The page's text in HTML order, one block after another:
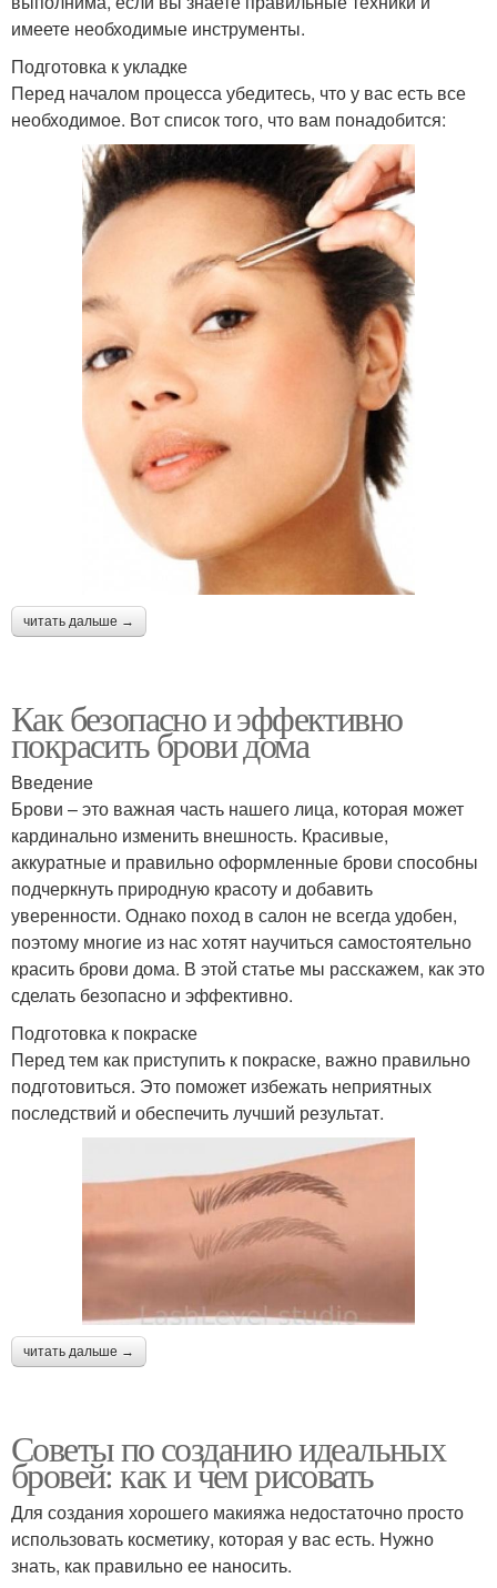
имеете необходимые инструменты.
Подготовка к укладке
Перед началом процесса убедитесь, что у вас есть все
необходимое. Вот список того, что вам понадобится:
читать дальше →
Как безопасно и эффективно
покрасить брови дома
Введение
Брови – это важная часть нашего лица, которая может
кардинально изменить внешность. Красивые,
аккуратные и правильно оформленные брови способны
подчеркнуть природную красоту и добавить
уверенности. Однако поход в салон не всегда удобен,
поэтому многие из нас хотят научиться самостоятельно
красить брови дома. В этой статье мы расскажем, как это
сделать безопасно и эффективно.
Подготовка к покраске
Перед тем как приступить к покраске, важно правильно
подготовиться. Это поможет избежать неприятных
последствий и обеспечить лучший результат.
читать дальше →
Советы по созданию идеальных
бровей: как и чем рисовать
Для создания хорошего макияжа недостаточно просто
использовать косметику, которая у вас есть. Нужно
знать, как правильно ее наносить.